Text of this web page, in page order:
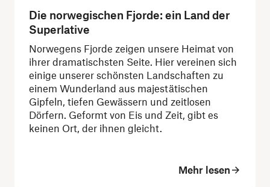
Die norwegischen Fjorde: ein Land der
Superlative
Norwegens Fjorde zeigen unsere Heimat von
ihrer dramatischsten Seite. Hier vereinen sich
einige unserer schönsten Landschaften zu
einem Wunderland aus majestätischen
Gipfeln, tiefen Gewässern und zeitlosen
Dörfern. Geformt von Eis und Zeit, gibt es
keinen Ort, der ihnen gleicht.
Mehr lesen